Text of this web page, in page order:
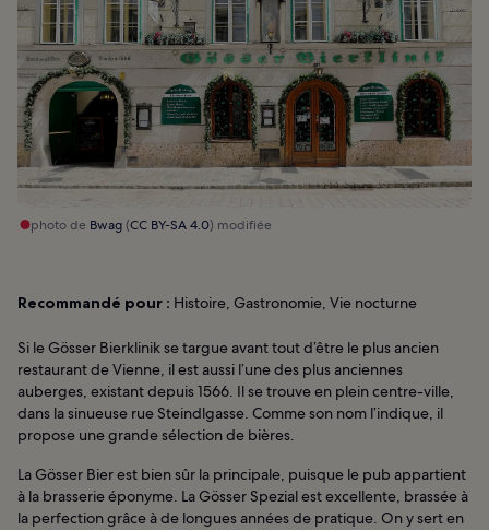
photo de Bwag(CC BY-SA 4.0) modifiée
Recommandé pour : Histoire, Gastronomie, Vie nocturne
Si le Gösser Bierklinik se targue avant tout d’être le plus ancien
restaurant de Vienne, il est aussi l’une des plus anciennes
auberges, existant depuis 1566. Il se trouve en plein centre-ville,
dans la sinueuse rue Steindlgasse. Comme son nom l’indique, il
propose une grande sélection de bières.
La Gösser Bier est bien sûr la principale, puisque le pub appartient
à la brasserie éponyme. La Gösser Spezial est excellente, brassée à
la perfection grâce à de longues années de pratique. On y sert en